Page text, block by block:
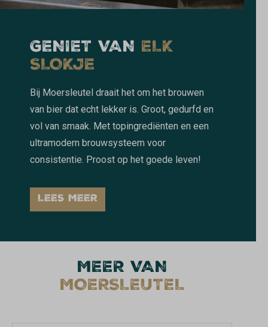
GENIET VAN ELK
SLOKJE
Bij Moersleutel draait het om het brouwen
van bier dat echt lekker is. Groot, gedurfd en
vol van smaak. Met topingrediënten en een
ultramodern brouwsysteem voor
consistentie. Proost op het goede leven!
LEES MEER
MEER VAN
MOERSLEUTEL